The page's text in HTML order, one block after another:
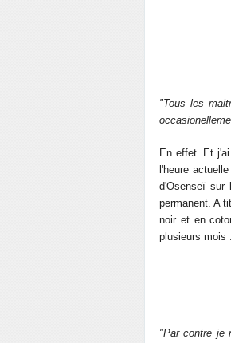
"Tous les
En effet. Et
l'heure
d'Osenseï sur
permanent. A
noir et en
plusieurs mois
"Par contre je